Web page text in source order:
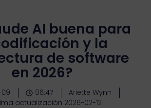
AI buena para
y la
de software
en 2026?
06:47
Ariette Wynn
actualización 2026-02-12